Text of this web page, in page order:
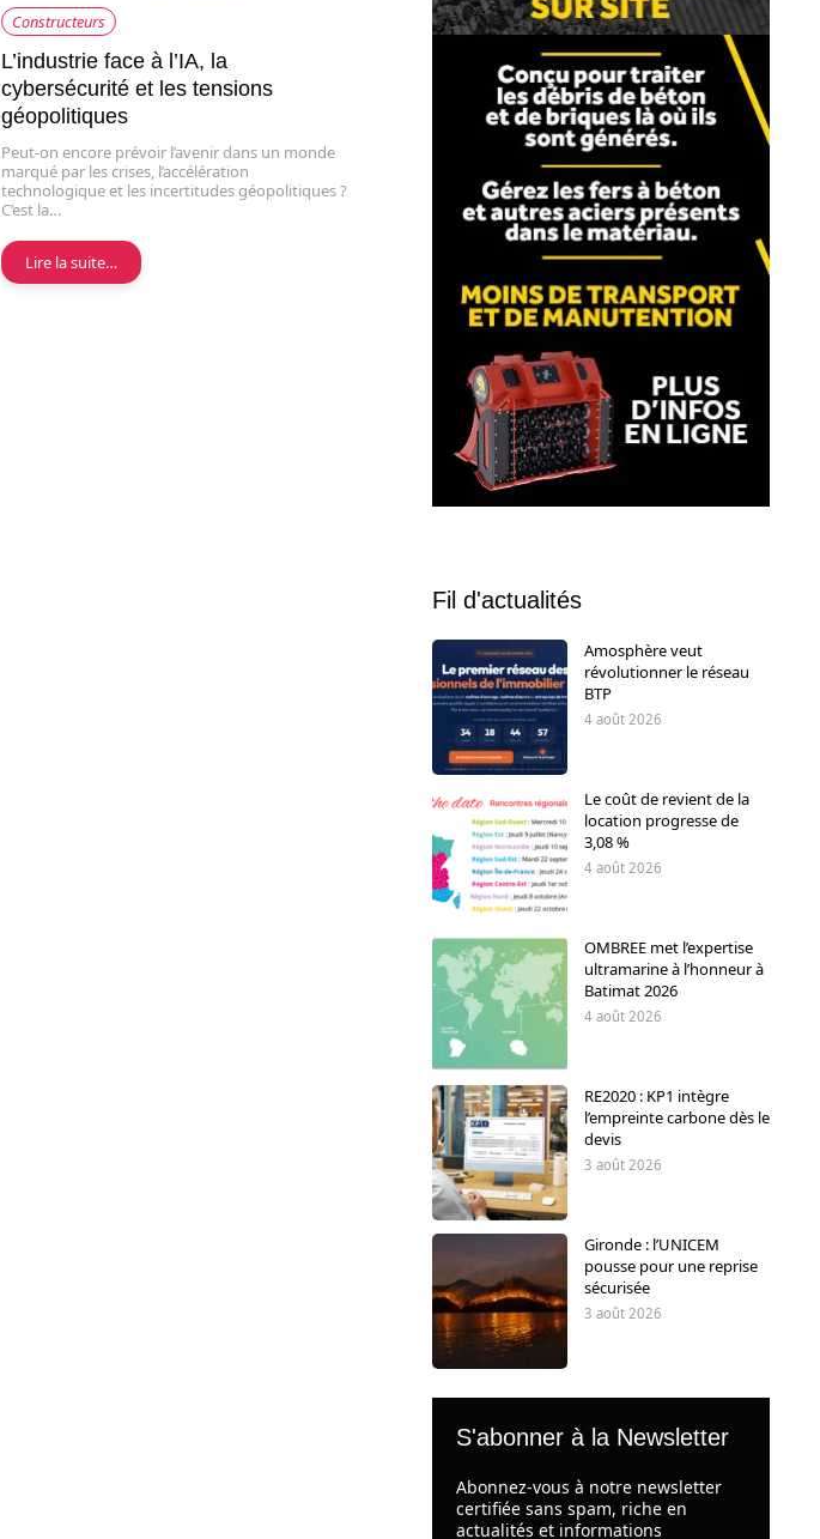
Constructeurs
L’industrie face à l’IA, la
cybersécurité et les tensions
géopolitiques
Peut-on encore prévoir l’avenir dans un monde
marqué par les crises, l’accélération
technologique et les incertitudes géopolitiques ?
C’est la…
Lire la suite…
Fil d'actualités
Amosphère veut
révolutionner le réseau
BTP
4 août 2026
Le coût de revient de la
location progresse de
3,08 %
4 août 2026
OMBREE met l’expertise
ultramarine à l’honneur à
Batimat 2026
4 août 2026
RE2020 : KP1 intègre
l’empreinte carbone dès le
devis
3 août 2026
Gironde : l’UNICEM
pousse pour une reprise
sécurisée
3 août 2026
S'abonner à la Newsletter
Abonnez-vous à notre newsletter
certifiée sans spam, riche en
actualités et informations